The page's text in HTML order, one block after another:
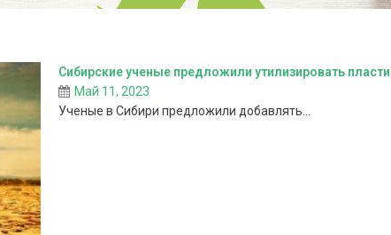
Сибирские ученые предложили утилизировать
Май 11, 2023
Ученые в Сибири предложили добавлять...